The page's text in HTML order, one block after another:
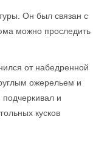
Он был связан с
можно проследить
от набедренной
ожерельем и
и
кусков